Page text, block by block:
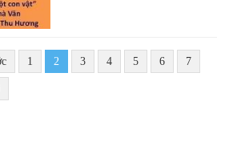
1 2 3 4 5 6 7